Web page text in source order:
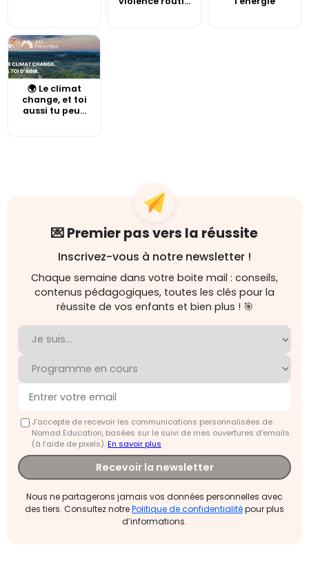
🌍 Le climat
change, et toi
aussi tu peu...
💌 Premier pas vers la réussite
Inscrivez-vous à notre newsletter !
Chaque semaine dans votre boite mail : conseils,
contenus pédagogiques, toutes les clés pour la
réussite de vos enfants et bien plus ! 🎯
J'accepte de recevoir les communications personnalisées de
Nomad Education, basées sur le suivi de mes ouvertures d'emails
(à l’aide de pixels).En savoir plus
Recevoir la newsletter
Nous ne partagerons jamais vos données personnelles avec
des tiers. Consultez notrePolitique de confidentialitépour plus
d’informations.